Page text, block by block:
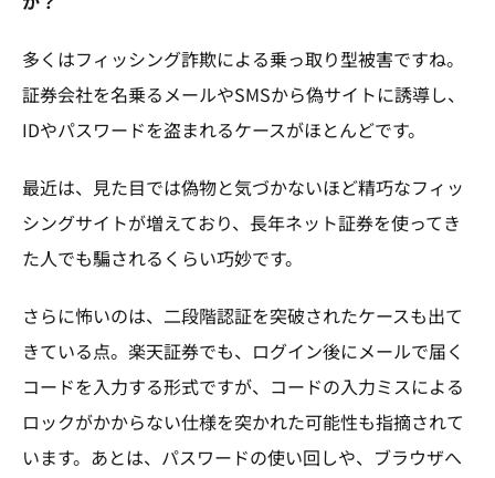
多くはフィッシング詐欺による乗っ取り型被害ですね。
証券会社を名乗るメールやSMSから偽サイトに誘導し、
IDやパスワードを盗まれるケースがほとんどです。
最近は、見た目では偽物と気づかないほど精巧なフィッ
シングサイトが増えており、長年ネット証券を使ってき
た人でも騙されるくらい巧妙です。
さらに怖いのは、二段階認証を突破されたケースも出て
きている点。楽天証券でも、ログイン後にメールで届く
コードを入力する形式ですが、コードの入力ミスによる
ロックがかからない仕様を突かれた可能性も指摘されて
います。あとは、パスワードの使い回しや、ブラウザへ